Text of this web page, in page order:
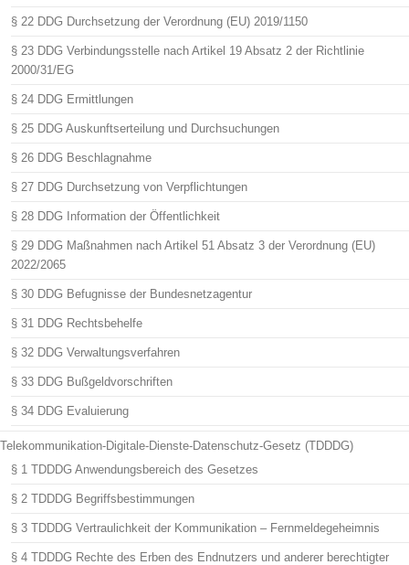
§ 22 DDG Durchsetzung der Verordnung (EU) 2019/1150
§ 23 DDG Verbindungsstelle nach Artikel 19 Absatz 2 der Richtlinie
2000/31/EG
§ 24 DDG Ermittlungen
§ 25 DDG Auskunftserteilung und Durchsuchungen
§ 26 DDG Beschlagnahme
§ 27 DDG Durchsetzung von Verpflichtungen
§ 28 DDG Information der Öffentlichkeit
§ 29 DDG Maßnahmen nach Artikel 51 Absatz 3 der Verordnung (EU)
2022/2065
§ 30 DDG Befugnisse der Bundesnetzagentur
§ 31 DDG Rechtsbehelfe
§ 32 DDG Verwaltungsverfahren
§ 33 DDG Bußgeldvorschriften
§ 34 DDG Evaluierung
Telekommunikation-Digitale-Dienste-Datenschutz-Gesetz (TDDDG)
§ 1 TDDDG Anwendungsbereich des Gesetzes
§ 2 TDDDG Begriffsbestimmungen
§ 3 TDDDG Vertraulichkeit der Kommunikation – Fernmeldegeheimnis
§ 4 TDDDG Rechte des Erben des Endnutzers und anderer berechtigter